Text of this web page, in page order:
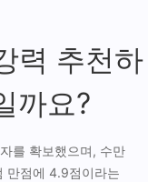
력 추천하
까요?
를 확보했으며, 수만
만점에 4.9점이라는